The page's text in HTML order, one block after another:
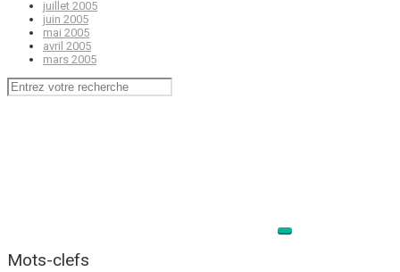
juillet 2005
juin 2005
mai 2005
avril 2005
mars 2005
Mots-clefs